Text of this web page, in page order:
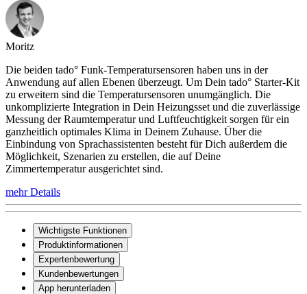
Moritz
Die beiden tado° Funk-Temperatursensoren haben uns in der
Anwendung auf allen Ebenen überzeugt. Um Dein tado° Starter-Kit
zu erweitern sind die Temperatursensoren unumgänglich. Die
unkomplizierte Integration in Dein Heizungsset und die zuverlässige
Messung der Raumtemperatur und Luftfeuchtigkeit sorgen für ein
ganzheitlich optimales Klima in Deinem Zuhause. Über die
Einbindung von Sprachassistenten besteht für Dich außerdem die
Möglichkeit, Szenarien zu erstellen, die auf Deine
Zimmertemperatur ausgerichtet sind.
mehr Details
Wichtigste Funktionen
Produktinformationen
Expertenbewertung
Kundenbewertungen
App herunterladen